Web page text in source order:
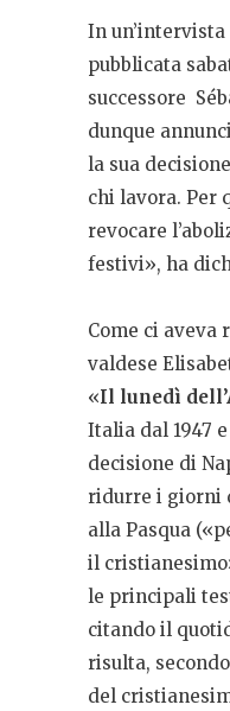
In
pubblicata
successore
dunque
la sua
chi lavora. Per
revocare
festivi», ha
Come ci aveva
valdese
«Il lunedì
Italia dal 1947
decisione di
ridurre i giorni
alla Pasqua
il
le principali
citando il
risulta,
del